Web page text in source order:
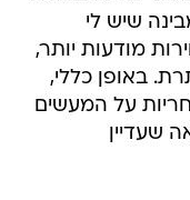
שיש לי
מודעות יותר,
באופן כללי,
על המעשים
שעדיין